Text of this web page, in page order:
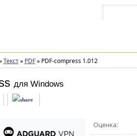
Текст » PDF »PDF-compress 1.012
для Windows
Оценка: